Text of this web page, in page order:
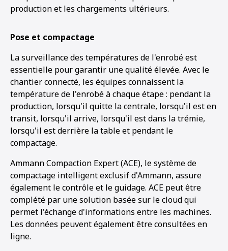
production et les chargements ultérieurs.
Pose et compactage
La surveillance des températures de l'enrobé est
essentielle pour garantir une qualité élevée. Avec le
chantier connecté, les équipes connaissent la
température de l'enrobé à chaque étape : pendant la
production, lorsqu'il quitte la centrale, lorsqu'il est en
transit, lorsqu'il arrive, lorsqu'il est dans la trémie,
lorsqu'il est derrière la table et pendant le
compactage.
Ammann Compaction Expert (ACE), le système de
compactage intelligent exclusif d'Ammann, assure
également le contrôle et le guidage. ACE peut être
complété par une solution basée sur le cloud qui
permet l'échange d'informations entre les machines.
Les données peuvent également être consultées en
ligne.